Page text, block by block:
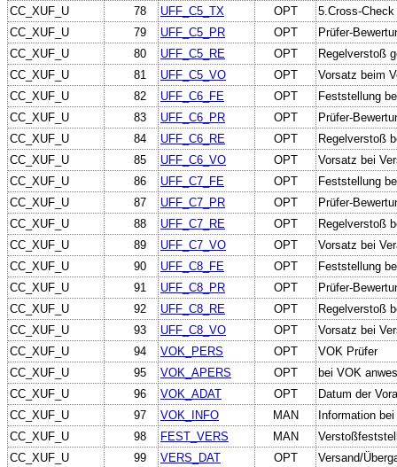
CC_XUF_U
78 UFF_C5_TX OPT
5.Cross-
CC_XUF_U
79 UFF_C5_PR OPT
Prüfer-
CC_XUF_U
80 UFF_C5_RE OPT
Regelverstoß
CC_XUF_U
81 UFF_C5_VO OPT
Vorsatz beim
CC_XUF_U
82 UFF_C6_FE OPT
Feststellung
CC_XUF_U
83 UFF_C6_PR OPT
Prüfer-
CC_XUF_U
84 UFF_C6_RE OPT
Regelverstoß
CC_XUF_U
85 UFF_C6_VO OPT
Vorsatz bei
CC_XUF_U
86 UFF_C7_FE OPT
Feststellung
CC_XUF_U
87 UFF_C7_PR OPT
Prüfer-
CC_XUF_U
88 UFF_C7_RE OPT
Regelverstoß
CC_XUF_U
89 UFF_C7_VO OPT
Vorsatz bei
CC_XUF_U
90 UFF_C8_FE OPT
Feststellung
CC_XUF_U
91 UFF_C8_PR OPT
Prüfer-
CC_XUF_U
92 UFF_C8_RE OPT
Regelverstoß
CC_XUF_U
93 UFF_C8_VO OPT
Vorsatz bei
CC_XUF_U
94 VOK_PERS OPT
VOK Prüfer
CC_XUF_U
95 VOK_APERS OPT
bei VOK
CC_XUF_U
96 VOK_ADAT OPT
Datum der
CC_XUF_U
97 VOK_INFO MAN
Information
CC_XUF_U
98 FEST_VERS MAN
CC_XUF_U
99 VERS_DAT OPT
Versand/